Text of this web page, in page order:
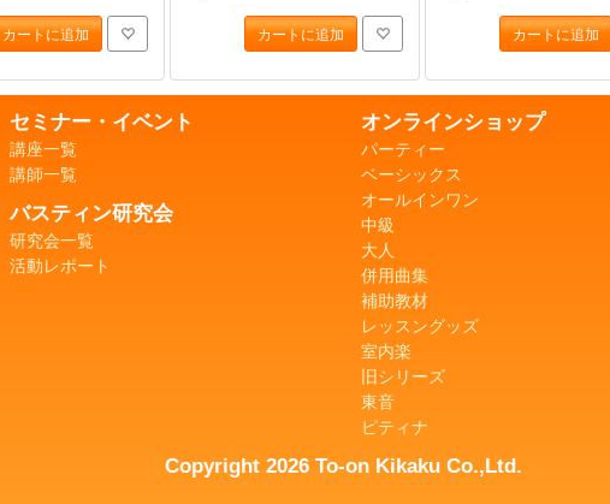
カートに追加 カートに追加 カートに追加
セミナー・イベント
講座一覧
講師一覧
バスティン研究会
研究会一覧
活動レポート
オンラインショップ
パーティー
ベーシックス
オールインワン
中級
大人
併用曲集
補助教材
レッスングッズ
室内楽
旧シリーズ
東音
ピティナ
Copyright 2026 To-on Kikaku Co.,Ltd.